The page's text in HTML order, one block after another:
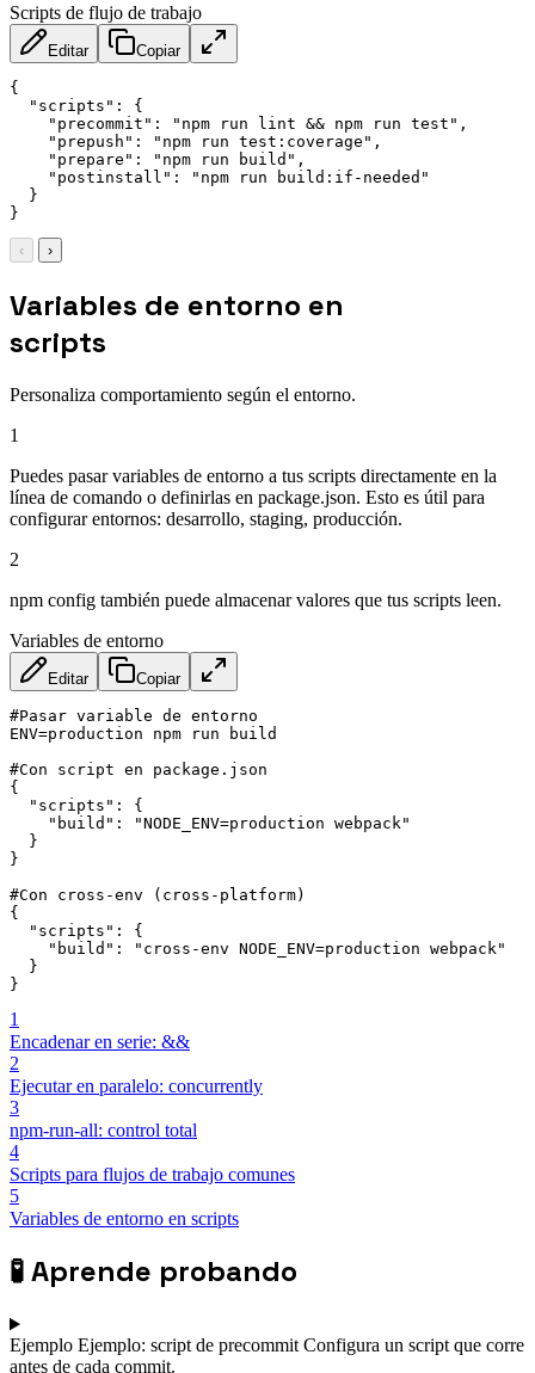
Scripts de flujo de trabajo
Editar Copiar
{
  "scripts": {
    "precommit": "npm run lint && npm run test",
    "prepush": "npm run test:coverage",
    "prepare": "npm run build",
    "postinstall": "npm run build:if-needed"
  }
}
‹ ›
Variables de entorno en
scripts
Personaliza comportamiento según el entorno.
1
Puedes pasar variables de entorno a tus scripts directamente en la
línea de comando o definirlas en package.json. Esto es útil para
configurar entornos: desarrollo, staging, producción.
2
npm config también puede almacenar valores que tus scripts leen.
Variables de entorno
Editar Copiar
#Pasar variable de entorno
ENV=production npm run build
#Con script en package.json
{
  "scripts": {
    "build": "NODE_ENV=production webpack"
  }
}
#Con cross-env (cross-platform)
{
  "scripts": {
    "build": "cross-env NODE_ENV=production webpack"
  }
}
1
Encadenar en serie: &&
2
Ejecutar en paralelo: concurrently
3
npm-run-all: control total
4
Scripts para flujos de trabajo comunes
5
Variables de entorno en scripts
🧪Aprende probando
Ejemplo Ejemplo: script de precommit Configura un script que corre
antes de cada commit.